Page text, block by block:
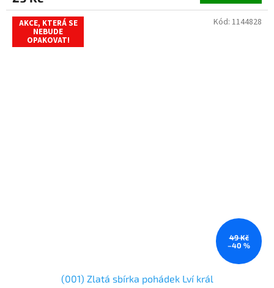
AKCE, KTERÁ SE
NEBUDE
OPAKOVAT!
49 Kč
–40 %
(001) Zlatá sbírka pohádek Lví král
Kód: 1144828